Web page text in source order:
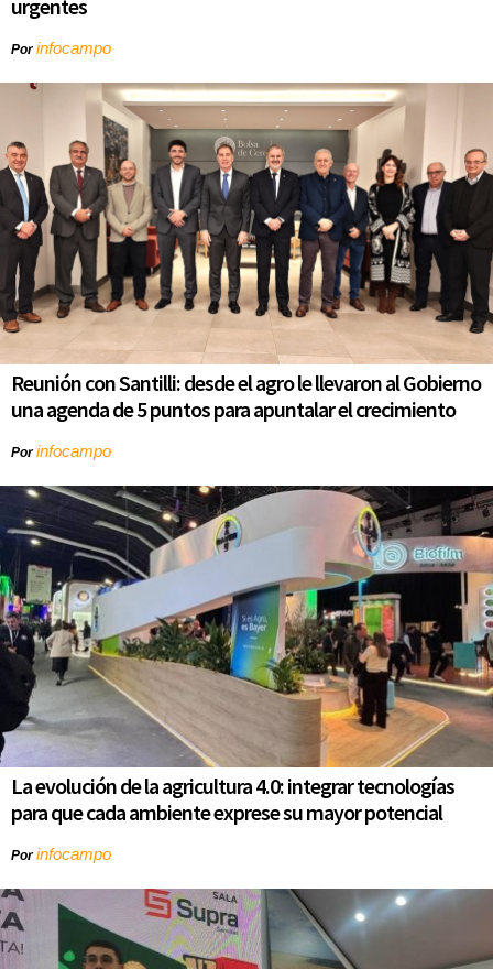
urgentes
Porinfocampo
Reunión con Santilli: desde el agro le llevaron al Gobierno
una agenda de 5 puntos para apuntalar el crecimiento
Porinfocampo
La evolución de la agricultura 4.0: integrar tecnologías
para que cada ambiente exprese su mayor potencial
Porinfocampo